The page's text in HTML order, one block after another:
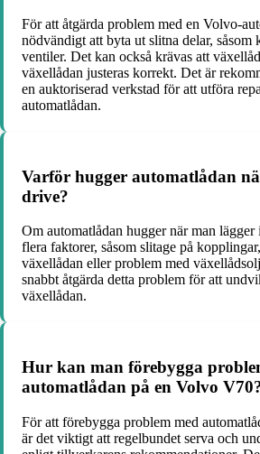
För att åtgärda problem med en Volvo-
nödvändigt att byta ut slitna delar, såsom
ventiler. Det kan också krävas att
växellådan justeras korrekt. Det är
en auktoriserad verkstad för att utföra
automatlådan.
Varför hugger automatlådan
drive?
Om automatlådan hugger när man
flera faktorer, såsom slitage på
växellådan eller problem med
snabbt åtgärda detta problem för att
växellådan.
Hur kan man förebygga
automatlådan på en Volvo
För att förebygga problem med
är det viktigt att regelbundet serva och